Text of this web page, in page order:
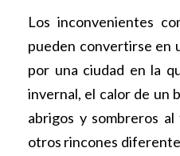
Los inconvenientes
pueden convertirse en
por una ciudad en la
invernal, el calor de un
abrigos y sombreros
otros rincones